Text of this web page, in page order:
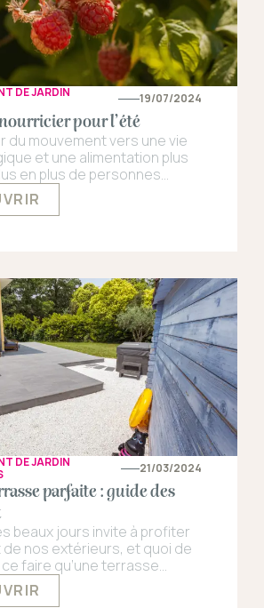
DE JARDIN
19/07/2024
pour l’été
du mouvement vers une vie
et une alimentation plus
en plus de personnes
à la création d’un jardin
jardins, composés de
la biodiversité. Mais par
?
DE JARDIN
21/03/2024
parfaite : guide des
beaux jours invite à profiter
de nos extérieurs, et quoi de
faire qu’une terrasse
?